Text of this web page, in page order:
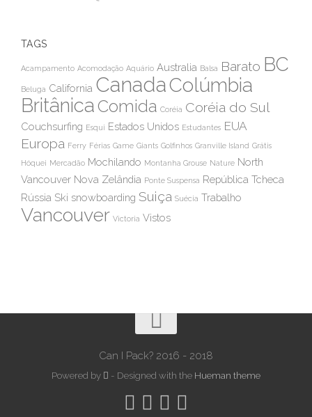
TAGS
Acampamento Acomodação Aquário Australia Balsa Barato BC
Beluga California CanadaColúmbia
Britânica Comida Coréia Coréia do Sul
Couchsurfing Esqui Estados Unidos Estudantes EUA
Europa Ferry Férias Game Giants Golfinhos Granville Island Grátis
Hóquei Mercadão Mochilando Montanha Grouse Nature North
Vancouver Nova Zelândia Ponte Suspensa República Tcheca
Rússia Ski snowboarding Suiça Suécia Trabalho
Vancouver Victoria Vistos
Can I Pack? 2016 - 2018
Powered by - Designed with the Hueman theme